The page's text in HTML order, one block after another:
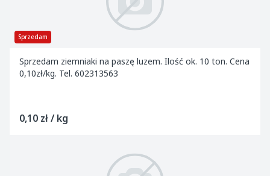
Sprzedam
Sprzedam ziemniaki na paszę luzem. Ilość ok. 10 ton. Cena
0,10zł/kg. Tel. 602313563
0,10 zł / kg